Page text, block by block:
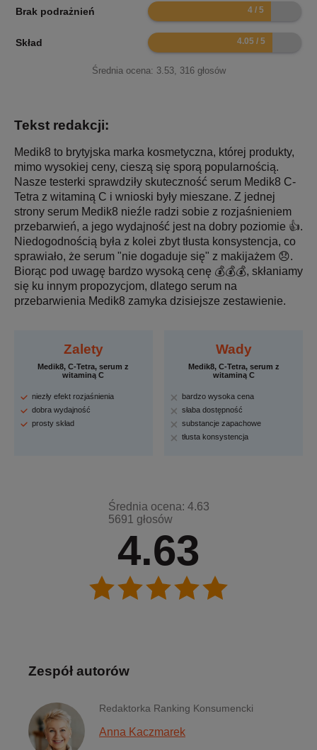
Brak podrażnień 8
Skład 8.1
Średnia ocena: 3.53, 316głosów
Tekst redakcji:
Medik8 to brytyjska marka kosmetyczna, której produkty,
mimo wysokiej ceny, cieszą się sporą popularnością.
Nasze testerki sprawdziły skuteczność serum Medik8 C-
Tetra z witaminą C i wnioski były mieszane. Z jednej
strony serum Medik8 nieźle radzi sobie z rozjaśnieniem
przebarwień, a jego wydajność jest na dobry poziomie 👍.
Niedogodnością była z kolei zbyt tłusta konsystencja, co
sprawiało, że serum "nie dogaduje się" z makijażem 😞.
Biorąc pod uwagę bardzo wysoką cenę 💰💰💰, skłaniamy
się ku innym propozycjom, dlatego serum na
przebarwienia Medik8 zamyka dzisiejsze zestawienie.
Zalety
Medik8, C-Tetra, serum z
witaminą C
niezły efekt rozjaśnienia
dobra wydajność
prosty skład
Wady
Medik8, C-Tetra, serum z
witaminą C
bardzo wysoka cena
słaba dostępność
substancje zapachowe
tłusta konsystencja
4.63
Średnia ocena: 4.63
5691 głosów
Zespół autorów
Redaktorka Ranking Konsumencki
Anna Kaczmarek